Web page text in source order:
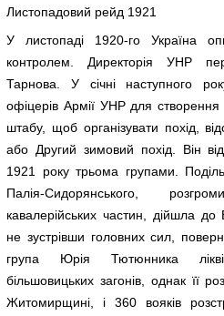
Листопадовий рейд 1921
У листопаді 1920-го Україна
контролем. Директорія УНР
Тарнова. У січні наступного
офіцерів Армії УНР для створення
штабу, щоб організувати похід,
або Другий зимовий похід. Він
1921 року трьома групами.
Палія-Сидорянського,
кавалерійських частин, дійшла
не зустрівши головних сил,
група Юрія Тютюнника
більшовицьких загонів, однак її
Житомирщині, і 360 вояків